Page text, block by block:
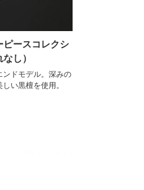
ピースコレクシ
し）
ンドモデル。深みの
い黒檀を使用。